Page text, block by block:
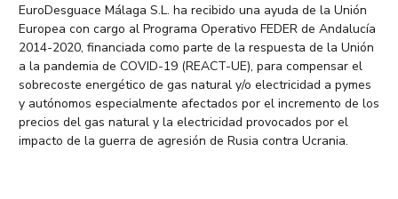
EuroDesguace Málaga S.L. ha recibido una ayuda de la Unión
Europea con cargo al Programa Operativo FEDER de Andalucía
2014-2020, financiada como parte de la respuesta de la Unión
a la pandemia de COVID-19 (REACT-UE), para compensar el
sobrecoste energético de gas natural y/o electricidad a pymes
y autónomos especialmente afectados por el incremento de los
precios del gas natural y la electricidad provocados por el
impacto de la guerra de agresión de Rusia contra Ucrania.